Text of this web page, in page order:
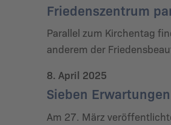
Friedenszentrum
Parallel zum Kirchentag
anderem der
8. April 2025
Sieben Erwartungen
Am 27. März